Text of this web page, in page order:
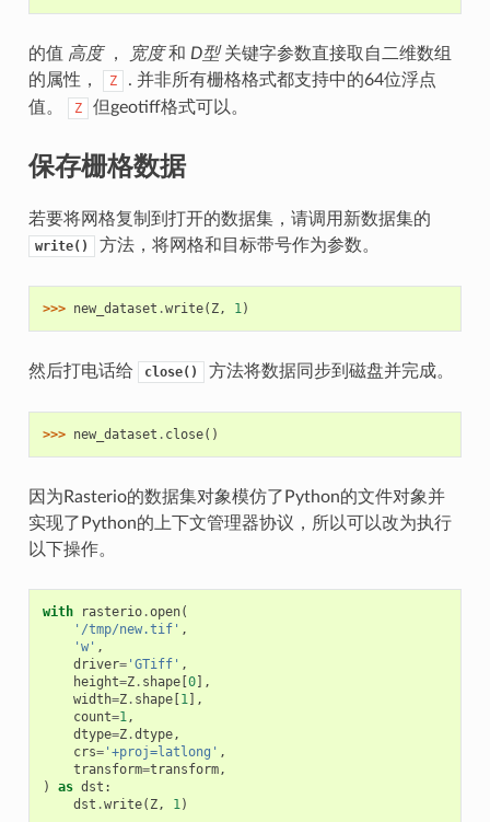
的值 高度， 宽度和 D型关键字参数直接取自二维数组
的属性，
Z
. 并非所有栅格格式都支持中的64位浮点
值。
Z 但geotiff格式可以。
保存栅格数据
若要将网格复制到打开的数据集，请调用新数据集的
write() 方法，将网格和目标带号作为参数。
>>> new_dataset .write( Z, 1 )
然后打电话给 close() 方法将数据同步到磁盘并完成。
>>> new_dataset . close()
因为Rasterio的数据集对象模仿了Python的文件对象并
实现了Python的上下文管理器协议，所以可以改为执行
以下操作。
with rasterio.open(
'/tmp/new.tif' ,
'w' ,
driver='GTiff' ,
height=Z. shape[0],
width=Z. shape[1 ],
count=1 ,
dtype=Z.dtype,
crs='+proj=latlong' ,
transform=transform,
)
as dst :
dst .write( Z, 1 )